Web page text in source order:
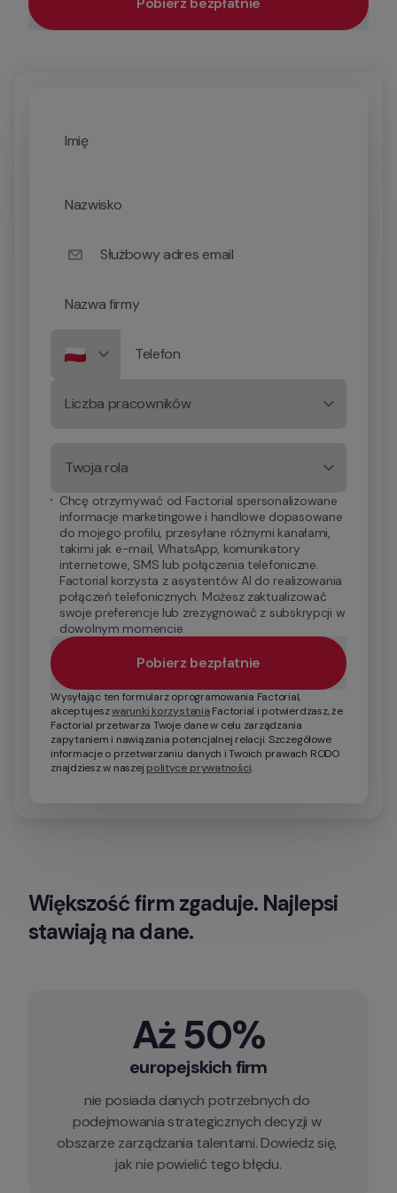
Imię
Nazwisko
Służbowy adres email
Nazwa firmy
Telefon
Liczba pracowników
Twoja rola
Chcę otrzymywać od Factorial spersonalizowane
informacje marketingowe i handlowe dopasowane
do mojego profilu, przesyłane różnymi kanałami,
takimi jak e-mail, WhatsApp, komunikatory
internetowe, SMS lub połączenia telefoniczne.
Factorial korzysta z asystentów AI do realizowania
połączeń telefonicznych. Możesz zaktualizować
swoje preferencje lub zrezygnować z subskrypcji w
dowolnym momencie.
Wysyłając ten formularz oprogramowania Factorial,
akceptujesz warunki korzystania Factorial i potwierdzasz, że
Factorial przetwarza Twoje dane w celu zarządzania
zapytaniem i nawiązania potencjalnej relacji. Szczegółowe
informacje o przetwarzaniu danych i Twoich prawach RODO
znajdziesz w naszej polityce prywatności.
Pobierz bezpłatnie
Większość firm zgaduje. Najlepsi
stawiają na dane.
Aż 50%
europejskich firm
nie posiada danych potrzebnych do
podejmowania strategicznych decyzji w
obszarze zarządzania talentami. Dowiedz się,
jak nie powielić tego błędu.